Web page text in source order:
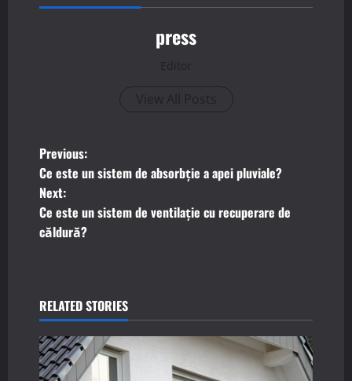
press
Editor
View All Posts
P
o
s
a
v
Previous:
Ce este un sistem de absorbție a apei pluviale?
Next:
Ce este un sistem de ventilație cu recuperare de
căldură?
RELATED STORIES